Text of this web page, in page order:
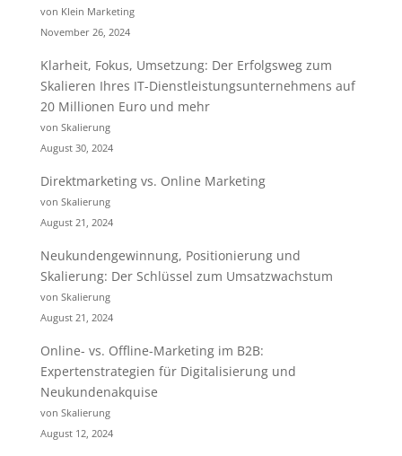
von Klein Marketing
November 26, 2024
Klarheit, Fokus, Umsetzung: Der Erfolgsweg zum
Skalieren Ihres IT-Dienstleistungsunternehmens auf
20 Millionen Euro und mehr
von Skalierung
August 30, 2024
Direktmarketing vs. Online Marketing
von Skalierung
August 21, 2024
Neukundengewinnung, Positionierung und
Skalierung: Der Schlüssel zum Umsatzwachstum
von Skalierung
August 21, 2024
Online- vs. Offline-Marketing im B2B:
Expertenstrategien für Digitalisierung und
Neukundenakquise
von Skalierung
August 12, 2024